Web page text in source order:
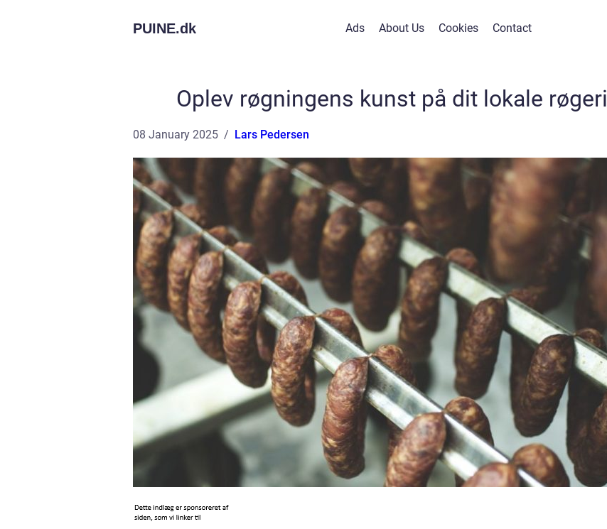
PUINE.dk Ads About Us Cookies Contact
Oplev røgningens kunst på dit lokale røgeri
08 January 2025 Lars Pedersen